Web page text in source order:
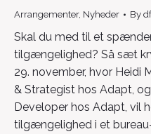
Arrangementer, Nyheder By
Skal du med til et
tilgængelighed? Så sæt
29. november, hvor Heidi
& Strategist hos Adapt,
Developer hos Adapt, vil
tilgængelighed i et